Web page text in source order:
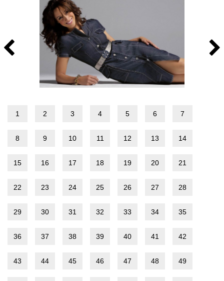
1 2 3 4 5 6 7
8 9 10 11 12 13 14
15 16 17 18 19 20 21
22 23 24 25 26 27 28
29 30 31 32 33 34 35
36 37 38 39 40 41 42
43 44 45 46 47 48 49